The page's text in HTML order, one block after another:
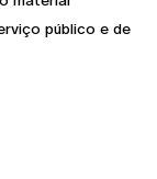
público e de